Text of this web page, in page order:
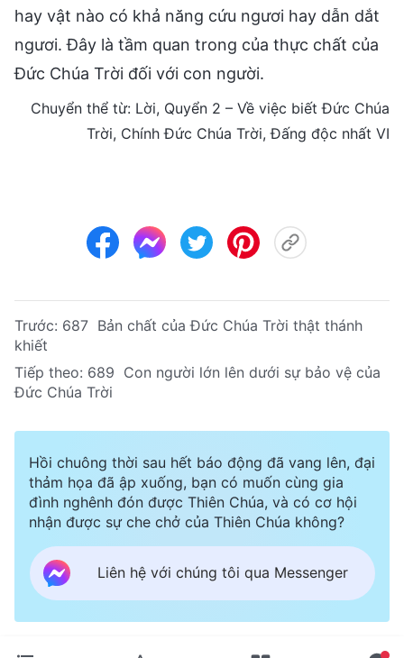
hay vật nào có khả năng cứu ngươi hay dẫn dắt
ngươi. Đây là tầm quan trong của thực chất của
Đức Chúa Trời đối với con người.
Chuyển thể từ: Lời, Quyển 2 – Về việc biết Đức Chúa
Trời, Chính Đức Chúa Trời, Đấng độc nhất VI
Trước: 687 Bản chất của Đức Chúa Trời thật thánh
khiết
Tiếp theo: 689 Con người lớn lên dưới sự bảo vệ của
Đức Chúa Trời
Hồi chuông thời sau hết báo động đã vang lên, đại
thảm họa đã ập xuống, bạn có muốn cùng gia
đình nghênh đón được Thiên Chúa, và có cơ hội
nhận được sự che chở của Thiên Chúa không?
Liên hệ với chúng tôi qua Messenger